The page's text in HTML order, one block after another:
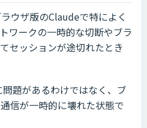
ウザ版のClaudeで特によく
ワークの一時的な切断やブラ
セッションが途切れたとき
題があるわけではなく、ブ
信が一時的に壊れた状態で